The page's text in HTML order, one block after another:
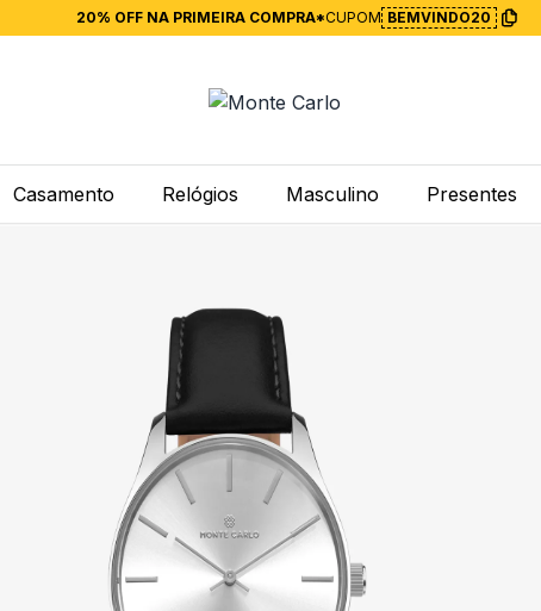
20% OFF NA PRIMEIRA COMPRA*CUPOM BEMVINDO20
Casamento Relógios Masculino Presentes